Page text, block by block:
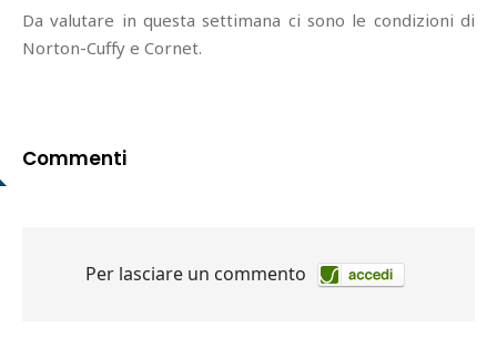
Da valutare in questa settimana ci sono le condizioni di
Norton-Cuffy e Cornet.
Commenti